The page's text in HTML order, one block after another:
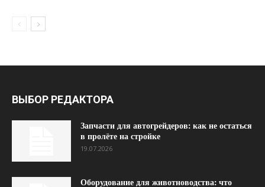
ВЫБОР РЕДАКТОРА
Запчасти для автогрейдеров: как не остаться
в пролёте на стройке
19.07.2026
Оборудование для животноводства: что